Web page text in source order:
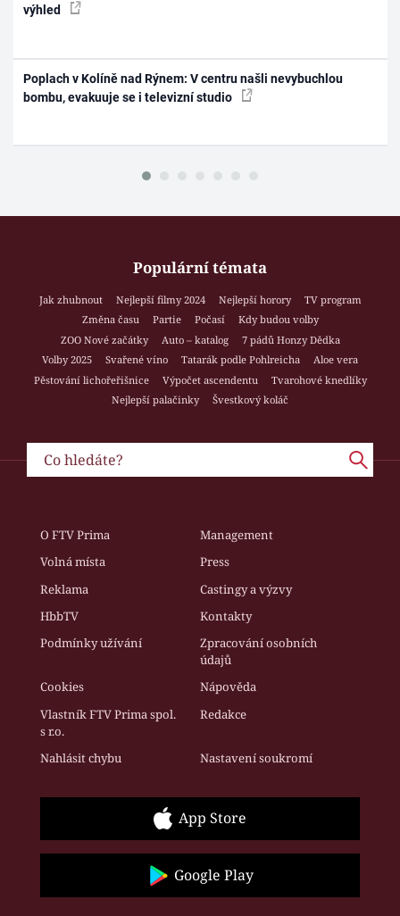
výhled
Poplach v Kolíně nad Rýnem: V centru našli nevybuchlou
bombu, evakuuje se i televizní studio
Populární témata
Jak zhubnout Nejlepší filmy 2024 Nejlepší horory
TV program
Změna času
Partie Počasí
Kdy budou volby
ZOO Nové začátky
Auto – katalog
7 pádů Honzy Dědka
Volby 2025
Svařené víno Tatarák podle Pohlreicha
Aloe vera
Pěstování lichořeřišnice
Výpočet ascendentu
Tvarohové knedlíky
Nejlepší palačinky
Švestkový koláč
O FTV Prima
Management
Volná místa
Press
Reklama
Castingy a výzvy
HbbTV
Kontakty
Podmínky užívání
Zpracování osobních
údajů
Cookies
Nápověda
Vlastník FTV Prima spol.
s r.o.
Redakce
Nahlásit chybu Nastavení soukromí
App Store
Google Play